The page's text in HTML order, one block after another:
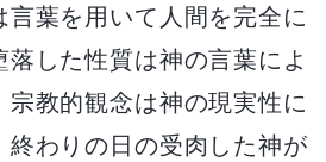
葉を用いて人間を完全に
した性質は神の言葉によ
宗教的観念は神の現実性に
終わりの日の受肉した神が